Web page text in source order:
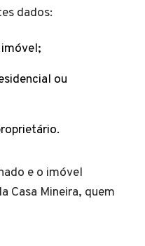
dados:
ou
e o imóvel
Casa Mineira, quem